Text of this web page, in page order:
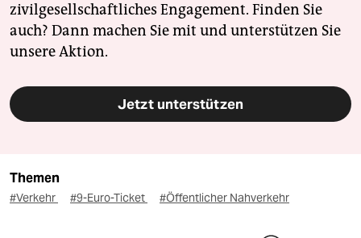
zivilgesellschaftliches Engagement. Finden Sie
auch? Dann machen Sie mit und unterstützen Sie
unsere Aktion.
Jetzt unterstützen
Themen
#Verkehr #9-Euro-Ticket #Öffentlicher Nahverkehr